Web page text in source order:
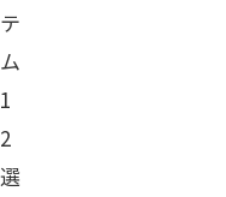
テ
ム
1
2
選